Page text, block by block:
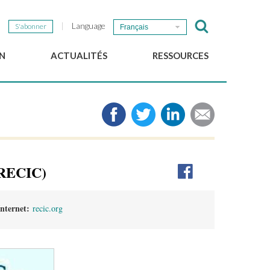
S'abonner Language Français
ACTUALITÉS
Newsletter du GSEF
RESSOURCES
Médias
Liens
Téléchargez notre plaquette
recic.org